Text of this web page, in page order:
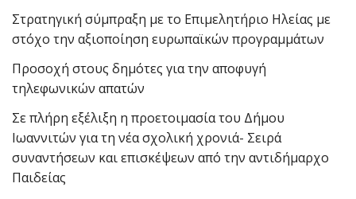
Στρατηγική σύμπραξη με το Επιμελητήριο Ηλείας με
στόχο την αξιοποίηση ευρωπαϊκών προγραμμάτων
Προσοχή στους δημότες για την αποφυγή
τηλεφωνικών απατών
Σε πλήρη εξέλιξη η προετοιμασία του Δήμου
Ιωαννιτών για τη νέα σχολική χρονιά- Σειρά
συναντήσεων και επισκέψεων από την αντιδήμαρχο
Παιδείας